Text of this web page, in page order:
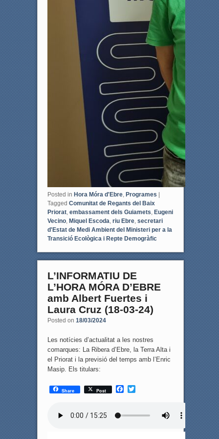
Posted in Hora Móra d'Ebre, Programes |
Tagged Comunitat de Regants del Baix
Priorat, embassament dels Guiamets Eugeni
Vecino, Miquel Escoda riu Ebre, secretari
d'Estat de Medi Ambient del Ministeri per a la
Transició Ecològica i Repte Demogràfic
L’INFORMATIU DE
L’HORA MÓRA D’EBRE
amb Albert Fuertes i
Laura Cruz (18-03-24)
Posted on 18/03/2024
Les notícies d’actualitat a les nostres
comarques: La Ribera d’Ebre, la Terra Alta i
el Priorat i la previsió del temps amb l’Enric
Masip. Els titulars:
Share Post
F
T